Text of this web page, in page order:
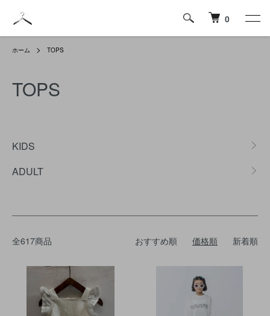
0
ホーム TOPS
TOPS
KIDS
ADULT
全617商品 おすすめ順 価格順 新着順